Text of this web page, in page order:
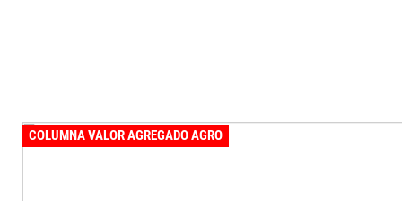
COLUMNA VALOR AGREGADO AGRO